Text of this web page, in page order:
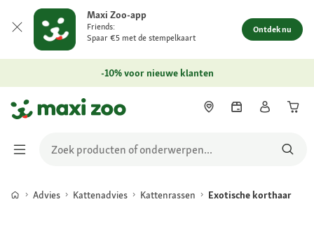
Maxi Zoo-app
Friends:
Spaar €5 met de stempelkaart
Ontdek nu
-10% voor nieuwe klanten
Advies Kattenadvies Kattenrassen Exotische korthaar